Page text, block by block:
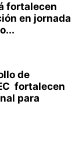
fortalecen
en jornada
de
fortalecen
para